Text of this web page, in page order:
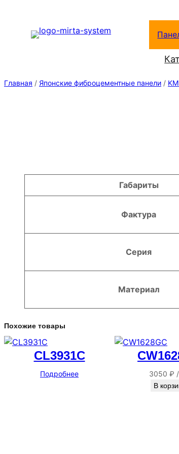
содержимому
Главная / Японские фиброцементные панели /
Габариты
Фактура
Серия
Материал
Похожие товары
CL3931C
Подробнее 3050 ₽ /
В